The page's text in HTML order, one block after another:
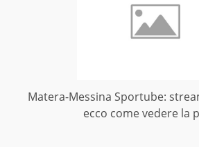
Matera-Messina Sportube:
ecco come vedere la